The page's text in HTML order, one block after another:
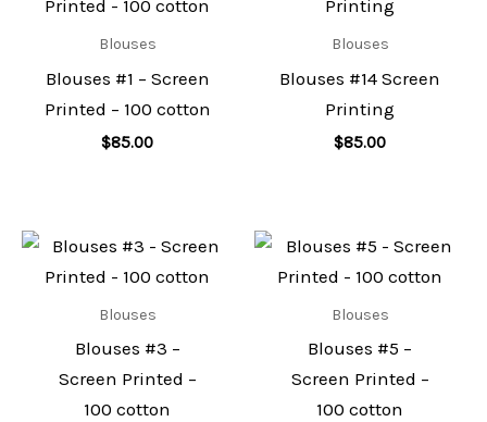
Blouses
Blouses #1 – Screen
Printed – 100 cotton
$85.00
Blouses
Blouses #14 Screen
Printing
$85.00
Blouses
Blouses #3 –
Screen Printed –
100 cotton
Blouses
Blouses #5 –
Screen Printed –
100 cotton